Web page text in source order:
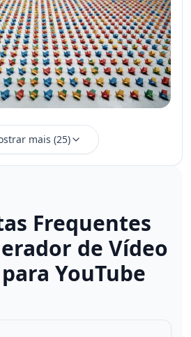
mais (25)
Frequentes
de Vídeo
YouTube